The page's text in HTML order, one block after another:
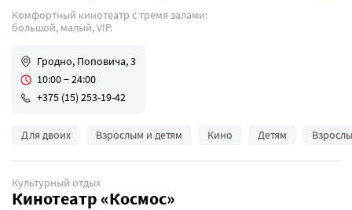
Комфортный кинотеатр с тремя залами:
большой, малый, VIP.
Гродно, Поповича, 3
10:00 − 24:00
+375 (15) 253-19-42
Для двоих Взрослым и детям Кино Детям
Культурный отдых
Кинотеатр «Космос»